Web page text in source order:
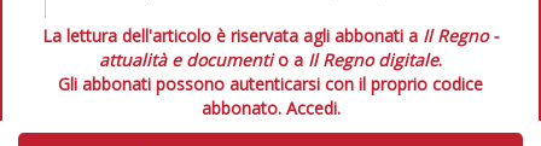
La lettura dell'articolo è riservata agli abbonati a Il Regno -
attualità e documentio a Il Regno digitale.
Gli abbonati possono autenticarsi con il proprio codice
abbonato. Accedi.